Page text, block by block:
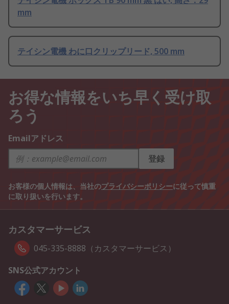
mm
テイシン電機 わに口クリップリード, 500 mm
お得な情報をいち早く受け取
ろう
Emailアドレス
登録
お客様の個人情報は、当社のプライバシーポリシーに従って慎重
に取り扱いを行います。
カスタマーサービス
045-335-8888（カスタマーサービス）
SNS公式アカウント